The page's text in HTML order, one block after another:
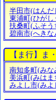
半田市(はんだ
東浦町 (ひがし
扶桑町 (ふそう
碧南市(へきな
【ま行】ま
南知多町 (みな
美浜町 (みはま
みよし市(みよ